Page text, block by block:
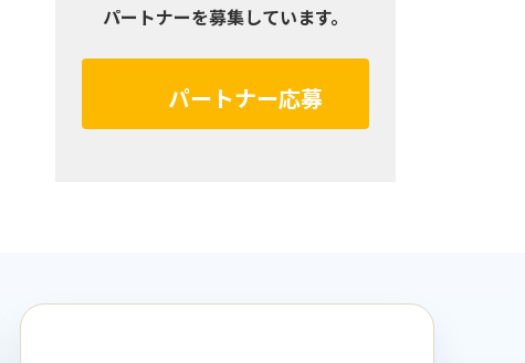
パートナーを募集しています。
パートナー応募